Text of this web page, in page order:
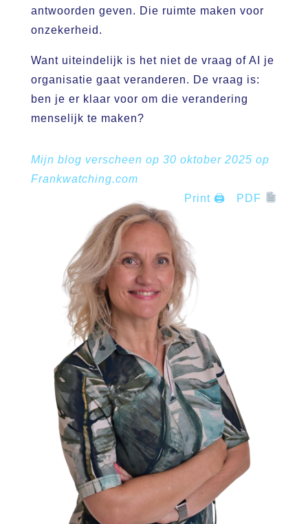
antwoorden geven. Die ruimte maken voor
onzekerheid.
Want uiteindelijk is het niet de vraag of AI je
organisatie gaat veranderen. De vraag is:
ben je er klaar voor om die verandering
menselijk te maken?
Mijn blog verscheen op 30 oktober 2025 op
Frankwatching.com
Print 🖨
PDF